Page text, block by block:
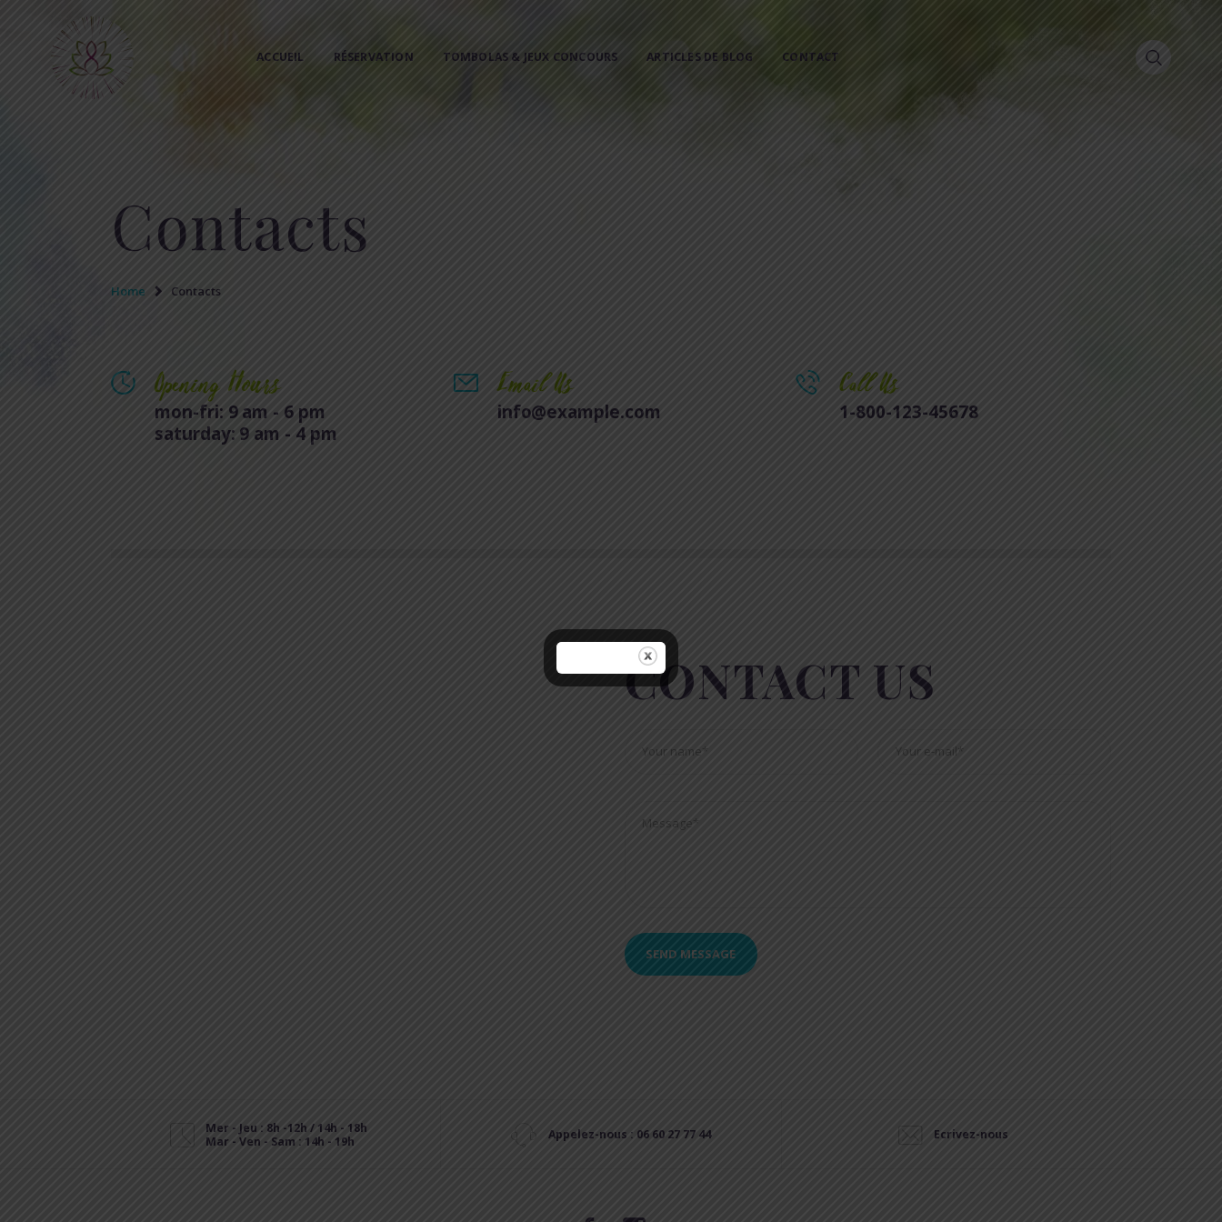
ACCUEIL RÉSERVATION TOMBOLAS & JEUX CONCOURS ARTICLES DE BLOG CONTACT
Contacts
Home Contacts
ACCUEIL
TOMBOLAS & JEUX
Opening Hours
mon-fri: 9 am - 6 pm
saturday: 9 am - 4 pm
Email Us
info@example.com
Call Us
1-800-123-45678
CONTACT US
Mer - Jeu : 8h -12h / 14h - 18h
Mar - Ven - Sam : 14h - 19h
Appelez-nous : 06 60 27 77 44 Ecrivez-nous